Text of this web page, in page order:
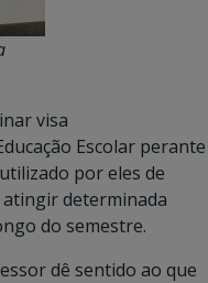
visa
Escolar perante
por eles de
determinada
do semestre.
dê sentido ao que